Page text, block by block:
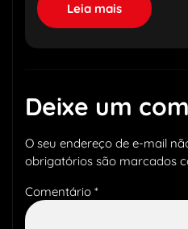
Leia mais
Deixe um
O seu endereço de e-mail
obrigatórios são marcados
Comentário *